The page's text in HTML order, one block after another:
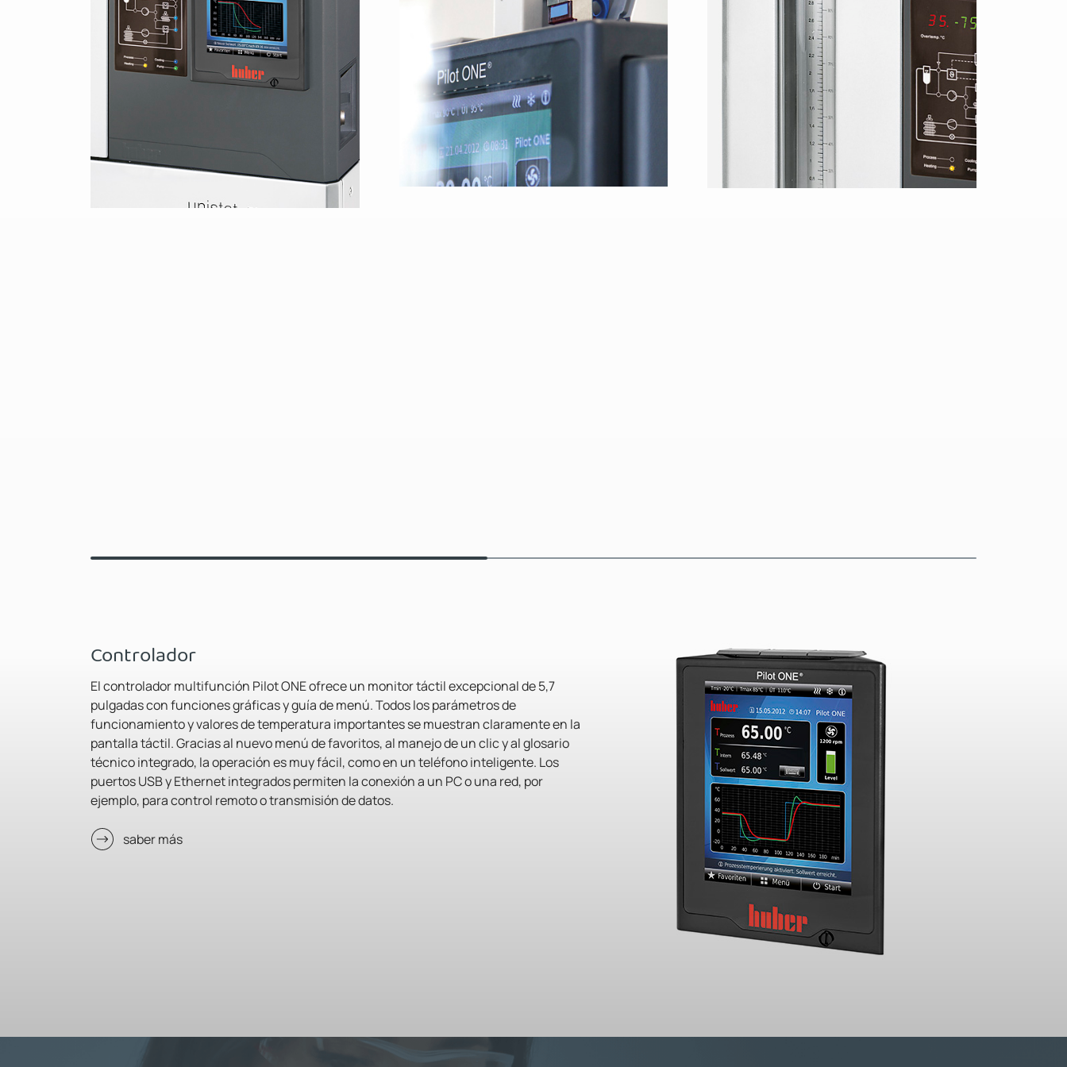
Controlador
El controlador multifunción Pilot ONE ofrece un monitor táctil excepcional de 5,7
pulgadas con funciones gráficas y guía de menú. Todos los parámetros de
funcionamiento y valores de temperatura importantes se muestran claramente en la
pantalla táctil. Gracias al nuevo menú de favoritos, al manejo de un clic y al glosario
técnico integrado, la operación es muy fácil, como en un teléfono inteligente. Los
puertos USB y Ethernet integrados permiten la conexión a un PC o una red, por
ejemplo, para control remoto o transmisión de datos.
saber más